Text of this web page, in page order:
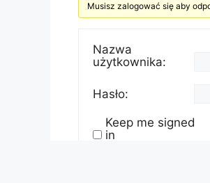
Musisz zalogować się aby
Nazwa
użytkownika:
Hasło:
Keep me signed
in